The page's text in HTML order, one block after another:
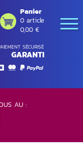
SÉCURISÉ
GARANTI
Panier
0 article
0,00 €
AU :